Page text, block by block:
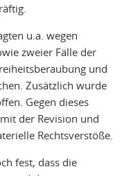
u.a. wegen
zweier Fälle der
und
Zusätzlich wurde
Gegen dieses
der Revision und
Rechtsverstöße.
fest, dass die